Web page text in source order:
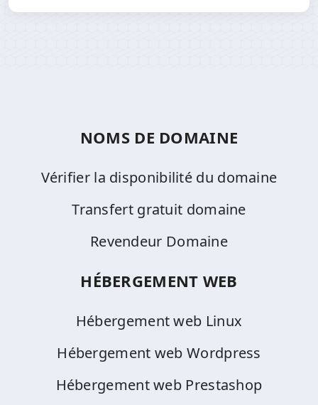
NOMS DE DOMAINE
Vérifier la disponibilité du domaine
Transfert gratuit domaine
Revendeur Domaine
HÉBERGEMENT WEB
Hébergement web Linux
Hébergement web Wordpress
Hébergement web Prestashop